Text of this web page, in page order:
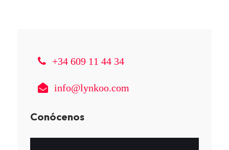
+34 609 11 44 34
info@lynkoo.com
Conócenos